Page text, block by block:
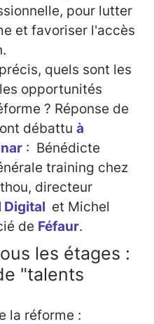
pour lutter
et favoriser l'accès
quels sont les
opportunités
? Réponse de
débattu à
: Bénédicte
training chez
directeur
Digital et Michel
de Féfaur.
les étages :
"talents
la réforme :